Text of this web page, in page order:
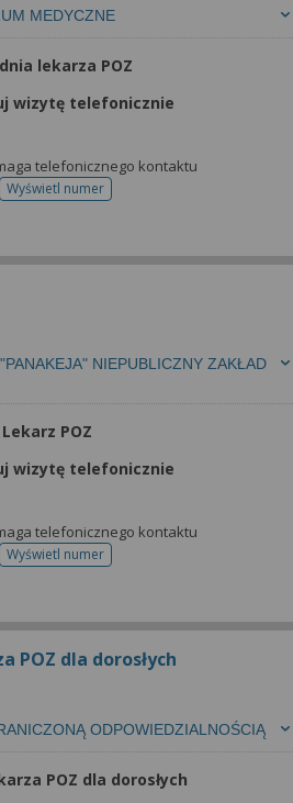
MEDYCZNE
lekarza POZ
wizytę telefonicznie
telefonicznego kontaktu
Wyświetl numertelefonu do rejestracji
NIEPUBLICZNY ZAKŁAD
Lekarz POZ
wizytę telefonicznie
telefonicznego kontaktu
Wyświetl numertelefonu do rejestracji
POZ dla dorosłych
ODPOWIEDZIALNOŚCIĄ
POZ dla dorosłych